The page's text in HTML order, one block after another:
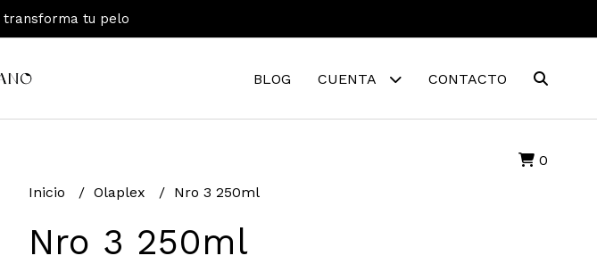
transforma tu pelo
BLOG CUENTA CONTACTO
0
Inicio Olaplex Nro 3 250ml
Nro 3 250ml